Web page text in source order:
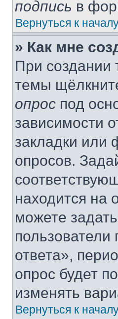
подпись в
Вернуться к
» Как мне
При создании
темы
опрос под
зависимости
закладки или
опросов.
находится на
можете
ответа»,
опрос будет
изменять
Вернуться к